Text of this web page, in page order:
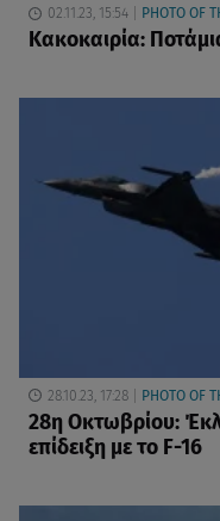
02.11.23, 15:54 PHOTO OF
Κακοκαιρία:
28.10.23, 17:28 PHOTO OF
28η Οκτωβρίου:
επίδειξη με το F-16